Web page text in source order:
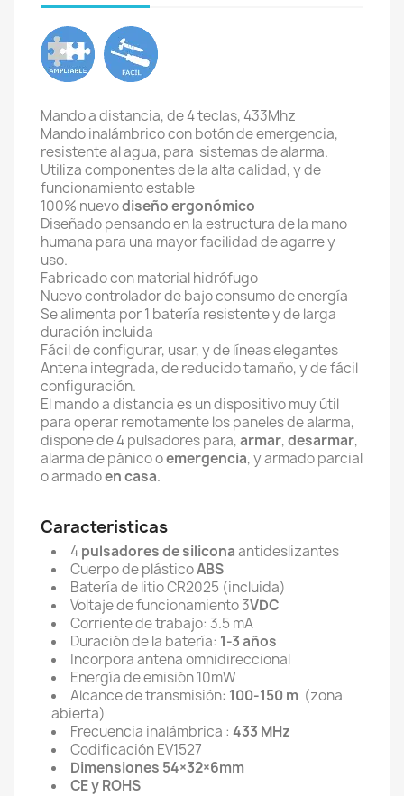
Mando a distancia, de 4 teclas, 433Mhz
Mando inalámbrico con botón de emergencia,
resistente al agua, para sistemas de alarma.
Utiliza componentes de la alta calidad, y de
funcionamiento estable
100% nuevodiseño ergonómico
Diseñado pensando en la estructura de la mano
humana para una mayor facilidad de agarre y
uso.
Fabricado con material hidrófugo
Nuevo controlador de bajo consumo de energía
Se alimenta por 1 batería resistente y de larga
duración incluida
Fácil de configurar, usar, y de líneas elegantes
Antena integrada, de reducido tamaño, y de fácil
configuración.
El mando a distancia es un dispositivo muy útil
para operar remotamente los paneles de alarma,
dispone de 4 pulsadores para,armar,desarmar,
alarma de pánico oemergencia, y armado parcial
o armadoen casa.
Caracteristicas
4pulsadores de siliconaantideslizantes
Cuerpo de plásticoABS
Batería de litio CR2025 (incluida)
Voltaje de funcionamiento 3VDC
Corriente de trabajo: 3.5 mA
Duración de la batería: 1-3 años
Incorpora antena omnidireccional
Energía de emisión 10mW
Alcance de transmisión: 100-150 m (zona
abierta)
Frecuencia inalámbrica : 433 MHz
Codificación EV1527
Dimensiones 54×32×6mm
CE y ROHS